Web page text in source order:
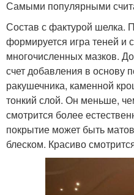
Самыми популярными
Состав с фактурой шелка.
формируется игра теней и
многочисленных мазков.
счет добавления в основу
ракушечника, каменной
тонкий слой. Он меньше,
смотрится более
покрытие может быть
блеском. Красиво